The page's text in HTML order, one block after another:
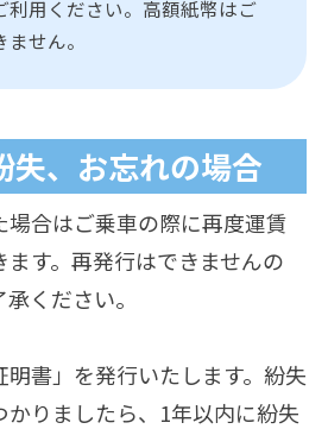
利用ください。高額紙幣はご
せん。
失、お忘れの場合
合はご乗車の際に再度運賃
す。再発行はできませんの
ください。
明書」を発行いたします。紛失
かりましたら、1年以内に紛失